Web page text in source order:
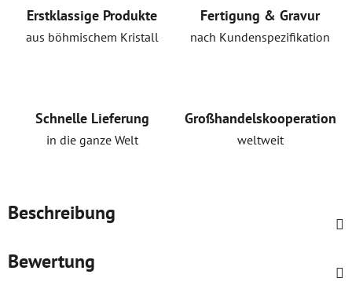
Erstklassige Produkte
aus böhmischem Kristall
Fertigung & Gravur
nach Kundenspezifikation
Schnelle Lieferung
in die ganze Welt
Großhandelskooperation
weltweit
Beschreibung
Bewertung